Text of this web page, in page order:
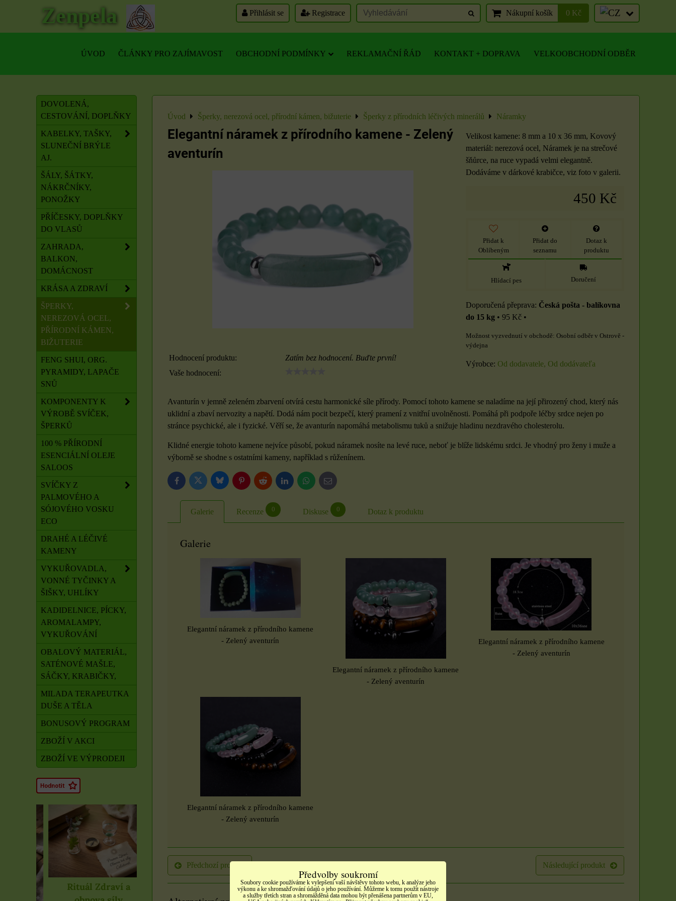
Zenpela Přihlásit se Registrace Nákupní košík 0 Kč
ÚVOD ČLÁNKY PRO ZAJÍMAVOST OBCHODNÍ PODMÍNKY REKLAMAČNÍ ŘÁD KONTAKT + DOPRAVA VELKOOBCHODNÍ ODBĚR
Úvod Šperky, nerezová ocel, přírodní kámen, bižuterie Šperky z přírodních léčivých minerálů Náramky
Elegantní náramek z přírodního kamene - Zelený
aventurín
Hodnocení produktu:
Zatím bez hodnocení. Buďte první!
Vaše hodnocení:
Velikost kamene: 8 mm a 10 x 36 mm, Kovový
materiál: nerezová ocel, Náramek je na strečové
šňůrce, na ruce vypadá velmi elegantně.
Dodáváme v dárkové krabičce, viz foto v galerii.
450 Kč
Přidat k
Oblíbeným
Přidat do
seznamu
Dotaz k
produktu
Hlídací pes Doručení
Česká pošta - balíkovna
do 15 kg • 95 Kč •
Osobní odběr v Ostrově -
výdejna
Výrobce: Od dodavatele, Od dodávateľa
Avanturín v jemně zeleném zbarvení otvírá cestu harmonické síle přírody. Pomocí tohoto kamene se naladíme na její přirozený chod, který nás
uklidní a zbaví nervozity a napětí. Dodá nám pocit bezpečí, který pramení z vnitřní uvolněnosti. Pomáhá při podpoře léčby srdce nejen po
stránce psychické, ale i fyzické. Věří se, že avanturín napomáhá metabolismu tuků a snižuje hladinu nezdravého cholesterolu.
Klidné energie tohoto kamene nejvíce působí, pokud náramek nosíte na levé ruce, neboť je blíže lidskému srdci. Je vhodný pro ženy i muže a
výborně se shodne s ostatními kameny, například s růženínem.
FacebookTwitter BlueskyPinterestReddit LinkedInWhatsApp
E-
mail
Galerie Recenze 0 Diskuse 0 Dotaz k produktu
Galerie
Elegantní náramek z přírodního kamene
- Zelený aventurín
Elegantní náramek z přírodního kamene
- Zelený aventurín
Elegantní náramek z přírodního kamene
- Zelený aventurín
Elegantní náramek z přírodního kamene
- Zelený aventurín
Předchozí produkt Následující produkt
DOVOLENÁ,
CESTOVÁNÍ, DOPLŇKY
KABELKY, TAŠKY,
SLUNEČNÍ BRÝLE
AJ.
ŠÁLY, ŠÁTKY,
NÁKRČNÍKY,
PONOŽKY
PŘÍČESKY, DOPLŇKY
DO VLASŮ
ZAHRADA,
BALKON,
DOMÁCNOST
KRÁSA A ZDRAVÍ
ŠPERKY,
NEREZOVÁ OCEL,
PŘÍRODNÍ KÁMEN,
BIŽUTERIE
FENG SHUI, ORG.
PYRAMIDY, LAPAČE
SNŮ
KOMPONENTY K
VÝROBĚ SVÍČEK,
ŠPERKŮ
100 % PŘÍRODNÍ
ESENCIÁLNÍ OLEJE
SALOOS
SVÍČKY Z
PALMOVÉHO A
SÓJOVÉHO VOSKU
ECO
DRAHÉ A LÉČIVÉ
KAMENY
VYKUŘOVADLA,
VONNÉ TYČINKY A
ŠIŠKY, UHLÍKY
KADIDELNICE, PÍCKY,
AROMALAMPY,
VYKUŘOVÁNÍ
OBALOVÝ MATERIÁL,
SATÉNOVÉ MAŠLE,
SÁČKY, KRABIČKY,
MILADA TERAPEUTKA
DUŠE A TĚLA
BONUSOVÝ PROGRAM
ZBOŽÍ V AKCI
ZBOŽÍ VE VÝPRODEJI
Rituál Zdraví a
Předvolby soukromí
Soubory cookie používáme k vylepšení vaší návštěvy tohoto webu, k analýze jeho
výkonu a ke shromažďování údajů o jeho používání. Můžeme k tomu použít nástroje
a služby třetích stran a shromážděná data mohou být přenášena partnerům v EU,